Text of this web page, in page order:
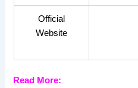
Official
Website
Read More: